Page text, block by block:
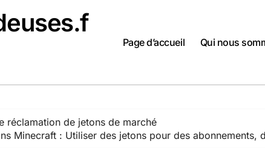
Page d’accueil Qui nous
réclamation de jetons de marché
Minecraft : Utiliser des jetons pour des abonnements,